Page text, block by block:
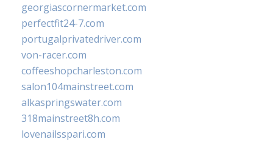
georgiascornermarket.com
perfectfit24-7.com
portugalprivatedriver.com
von-racer.com
coffeeshopcharleston.com
salon104mainstreet.com
alkaspringswater.com
318mainstreet8h.com
lovenailsspari.com